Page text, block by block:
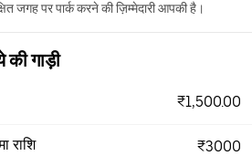
जगह पर पार्क करने की ज़िम्मेदारी आपकी है।
की गाड़ी
₹1,500.00
राशि ₹3000